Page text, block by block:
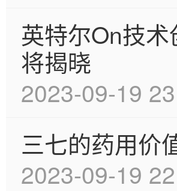
英特尔On技
将揭晓
2023-09-19
三七的药用价
2023-09-19